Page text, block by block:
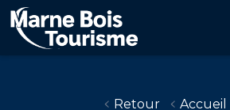
Aller
au
contenu
principal
Retour Accueil